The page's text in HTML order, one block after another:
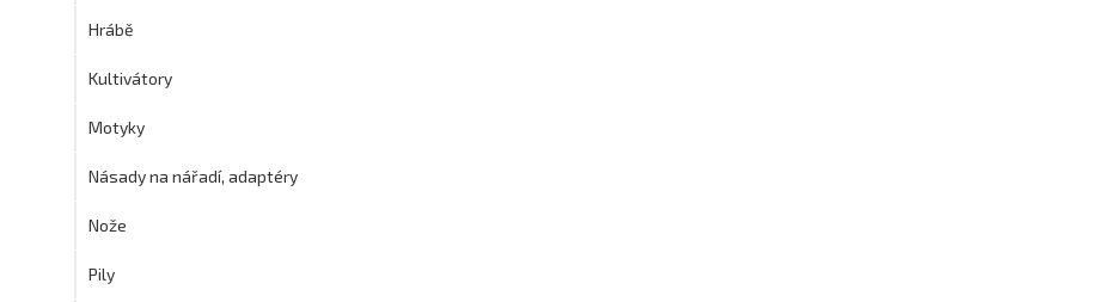
Hrábě
Kultivátory
Motyky
Násady na nářadí, adaptéry
Nože
Pily